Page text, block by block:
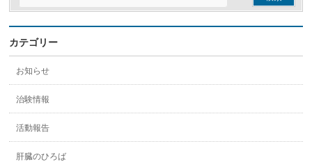
カテゴリー
お知らせ
治験情報
活動報告
肝臓のひろば